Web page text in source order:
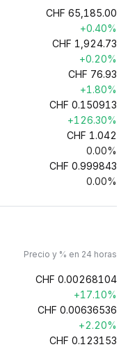
CHF 65,185.00
+0.40%
CHF 1,924.73
+0.20%
CHF 76.93
+1.80%
CHF 0.150913
+126.30%
CHF 1.042
0.00%
CHF 0.999843
0.00%
Precio y % en 24 horas
CHF 0.00268104
+17.10%
CHF 0.00636536
+2.20%
CHF 0.123153